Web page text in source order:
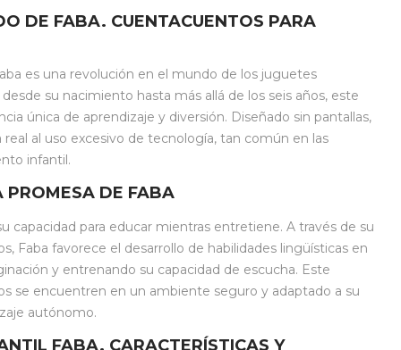
DE FABA. CUENTACUENTOS PARA
es una revolución en el mundo de los juguetes
su nacimiento hasta más allá de los seis años, este
única de aprendizaje y diversión. Diseñado sin pantallas,
al uso excesivo de tecnología, tan común en las
infantil.
PROMESA DE FABA
capacidad para educar mientras entretiene. A través de su
Faba favorece el desarrollo de habilidades lingüísticas en
y entrenando su capacidad de escucha. Este
se encuentren en un ambiente seguro y adaptado a su
autónomo.
FABA. CARACTERÍSTICAS Y